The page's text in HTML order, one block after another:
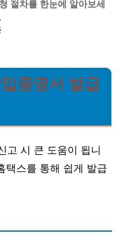
절차를 한눈에 알아보세
증명서 발급
고 시 큰 도움이 됩니
택스를 통해 쉽게 발급